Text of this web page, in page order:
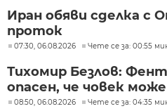
Иран обяви сделка с
проток
07:30, 06.08.2026 Чете се за: 00:55
Тихомир Безлов:
опасен, че човек може
08:50, 06.08.2026 Чете се за: 04:35